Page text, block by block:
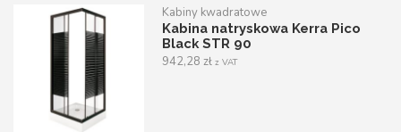
Kabiny kwadratowe
Kabina natryskowa Kerra Pico
Black STR 90
942,28zł z VAT